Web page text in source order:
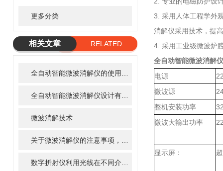
更多分类
相关文章
RELATED
微波消解技术
3. 采用人体工程学外
消解仪采用技术，提
4. 采用工业级微波炉
全自动智能微波消解仪
电源
微波源
整机安装功率
微波大输出功率
显示屏：